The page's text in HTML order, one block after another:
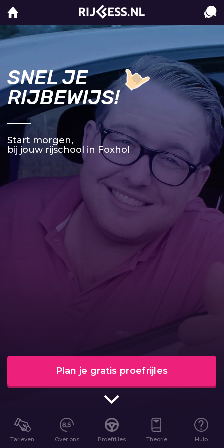
SNEL JE
RIJBEWIJS!
Start morgen,
bij jouw rijschool in Foxhol
Plan je gratis proefrijles
Tarieven Over ons Proefrijles Theorie Hulp